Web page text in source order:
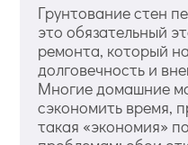
Грунтование стен
это обязательный
ремонта, который
долговечность и
Многие домашние
сэкономить время,
такая «экономия»